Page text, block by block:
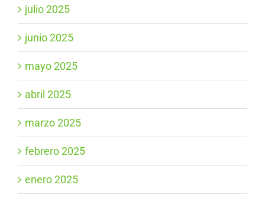
julio 2025
junio 2025
mayo 2025
abril 2025
marzo 2025
febrero 2025
enero 2025